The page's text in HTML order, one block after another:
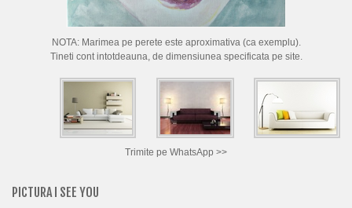
CONTACT
PORTRETE LA COMANDA
NOTA: Marimea pe perete este aproximativa (ca exemplu).
Tineti cont intotdeauna, de dimensiunea specificata pe site.
Trimite pe WhatsApp >>
PICTURA I SEE YOU